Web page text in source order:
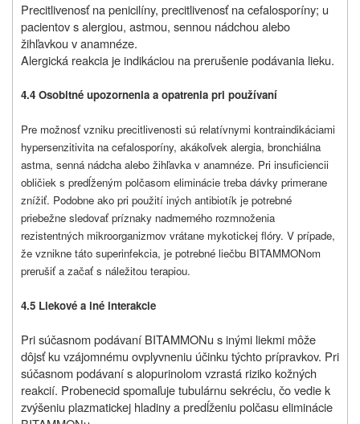
Precitlivenosť na penicilíny, precitlivenosť na cefalosporíny; u
pacientov s alergiou, astmou, sennou nádchou alebo
žihľavkou v anamnéze.
Alergická reakcia je indikáciou na prerušenie podávania lieku.
4.4 Osobitné upozornenia a opatrenia pri používaní
Pre možnosť vzniku precitlivenosti sú relatívnymi kontraindikáciami
hypersenzitivita na cefalosporíny, akákoľvek alergia, bronchiálna
astma, senná nádcha alebo žihľavka v anamnéze. Pri insuficiencii
obličiek s predĺženým polčasom eliminácie treba dávky primerane
znížiť. Podobne ako pri použití iných antibiotík je potrebné
priebežne sledovať príznaky nadmerného rozmnoženia
rezistentných mikroorganizmov vrátane mykotickej flóry. V prípade,
že vznikne táto superinfekcia, je potrebné liečbu BITAMMONom
prerušiť a začať s náležitou terapiou.
4.5 Liekové a iné interakcie
Pri súčasnom podávaní BITAMMONu s inými liekmi môže
dôjsť ku vzájomnému ovplyvneniu účinku týchto prípravkov. Pri
súčasnom podávaní s alopurinolom vzrastá riziko kožných
reakcií. Probenecid spomaľuje tubulárnu sekréciu, čo vedie k
zvýšeniu plazmatickej hladiny a predĺženiu polčasu eliminácie